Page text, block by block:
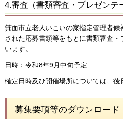
4.審査（書類審査・プレゼンテ
箕面市立老人いこいの家指定管理者候
された応募書類等をもとに書類審査
います。
日時：令和8年9月中旬予定
確定日時及び開催場所については、後
募集要項等のダウンロード